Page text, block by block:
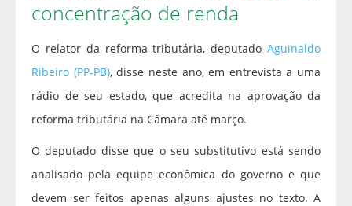
concentração de renda
O relator da reforma tributária, deputado Aguinaldo
Ribeiro (PP-PB), disse neste ano, em entrevista a uma
rádio de seu estado, que acredita na aprovação da
reforma tributária na Câmara até março.
O deputado disse que o seusubstitutivo está sendo
analisado pela equipe econômica do governo e que
devem ser feitos apenas alguns ajustes no texto. A